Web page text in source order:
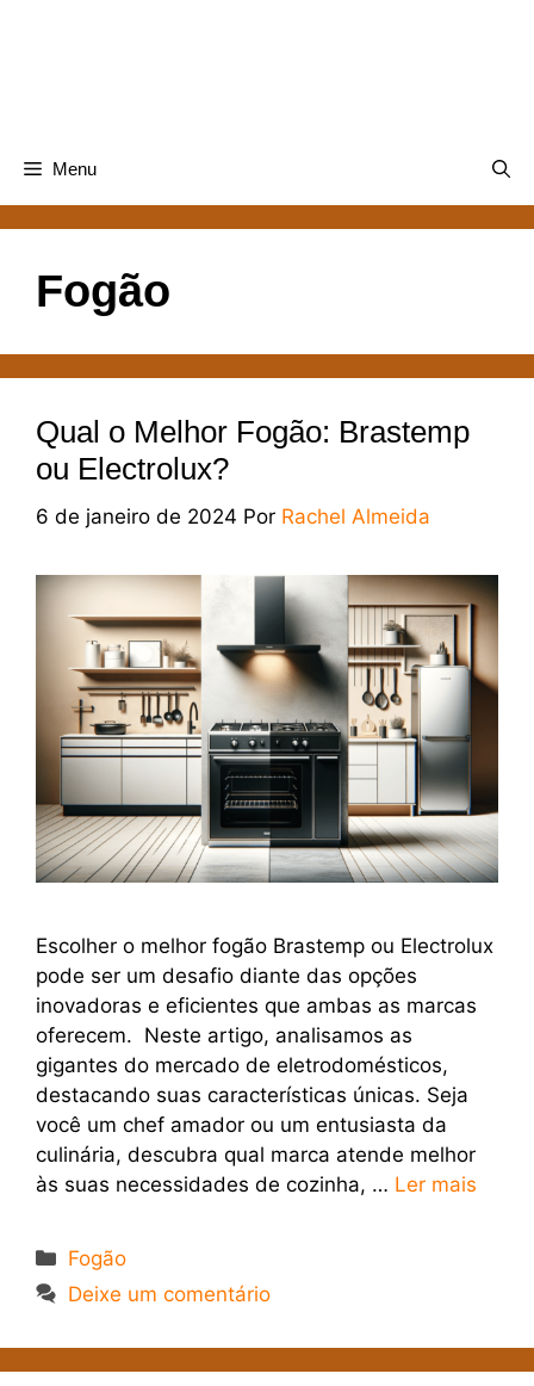
Menu
Fogão
Qual o Melhor Fogão: Brastemp
ou Electrolux?
6 de janeiro de 2024 Por Rachel Almeida
Escolher o melhor fogão Brastemp ou Electrolux
pode ser um desafio diante das opções
inovadoras e eficientes que ambas as marcas
oferecem. Neste artigo, analisamos as
gigantes do mercado de eletrodomésticos,
destacando suas características únicas. Seja
você um chef amador ou um entusiasta da
culinária, descubra qual marca atende melhor
às suas necessidades de cozinha, … Ler mais
Categorias
Fogão
Deixe um comentário